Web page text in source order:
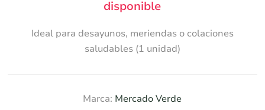
disponible
Ideal para desayunos, meriendas o colaciones
saludables (1 unidad)
Marca: Mercado Verde